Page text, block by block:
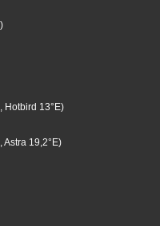
Hotbird 13°E)
19,2°E)